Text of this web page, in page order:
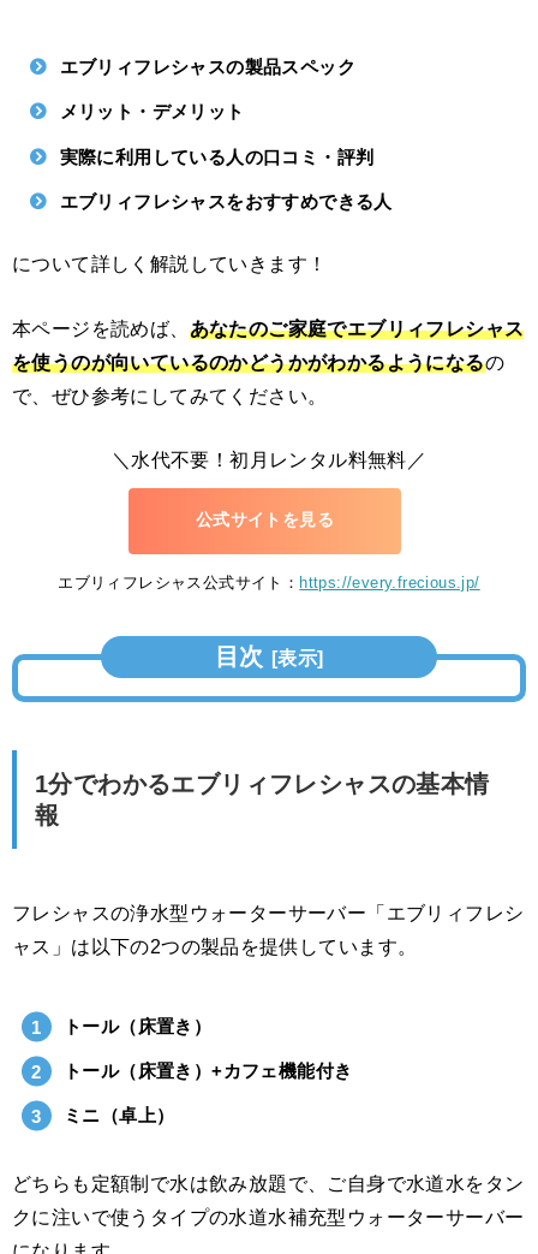
エブリィフレシャスの製品スペック
メリット・デメリット
実際に利用している人の口コミ・評判
エブリィフレシャスをおすすめできる人
について詳しく解説していきます！
本ページを読めば、 あなたのご家庭でエブリィフレシャス
を使うのが向いているのかどうかがわかるようになるの
で、ぜひ参考にしてみてください。
＼水代不要！初月レンタル料無料／
公式サイトを見る
エブリィフレシャス公式サイト： https://every.frecious.jp/
目次 [表示]
1分でわかるエブリィフレシャスの基本情
報
フレシャスの浄水型ウォーターサーバー「エブリィフレシ
ャス」は以下の2つの製品を提供しています。
トール（床置き）
トール（床置き）+カフェ機能付き
ミニ（卓上）
どちらも定額制で水は飲み放題で、ご自身で水道水をタン
クに注いで使うタイプの水道水補充型ウォーターサーバー